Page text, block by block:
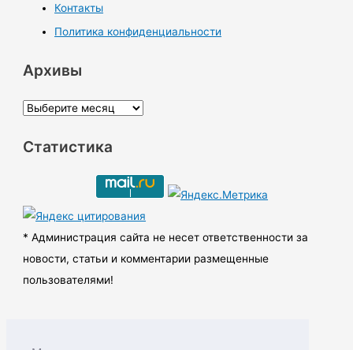
Контакты
Политика конфиденциальности
Архивы
А
х
ы
Статистика
* Администрация сайта не несет ответственности за
новости, статьи и комментарии размещенные
пользователями!